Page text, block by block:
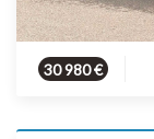
Diesel
30 980 €